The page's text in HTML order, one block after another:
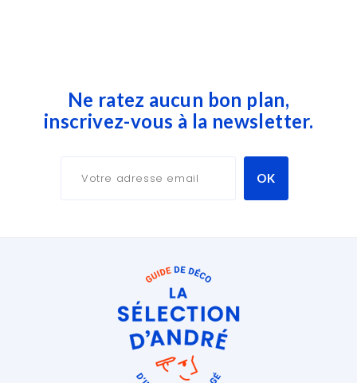
Ne ratez aucun bon plan,
inscrivez-vous à la newsletter.